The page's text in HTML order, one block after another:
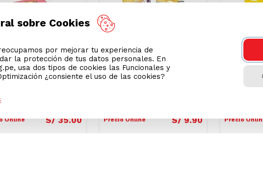
Online S/ 35.00 Precio Online S/ 9.90
Notas
Precio
sobre Cookies
por mejorar tu experiencia de
la protección de tus datos personales. En
usa dos tipos de cookies las Funcionales y
¿consiente el uso de las cookies?